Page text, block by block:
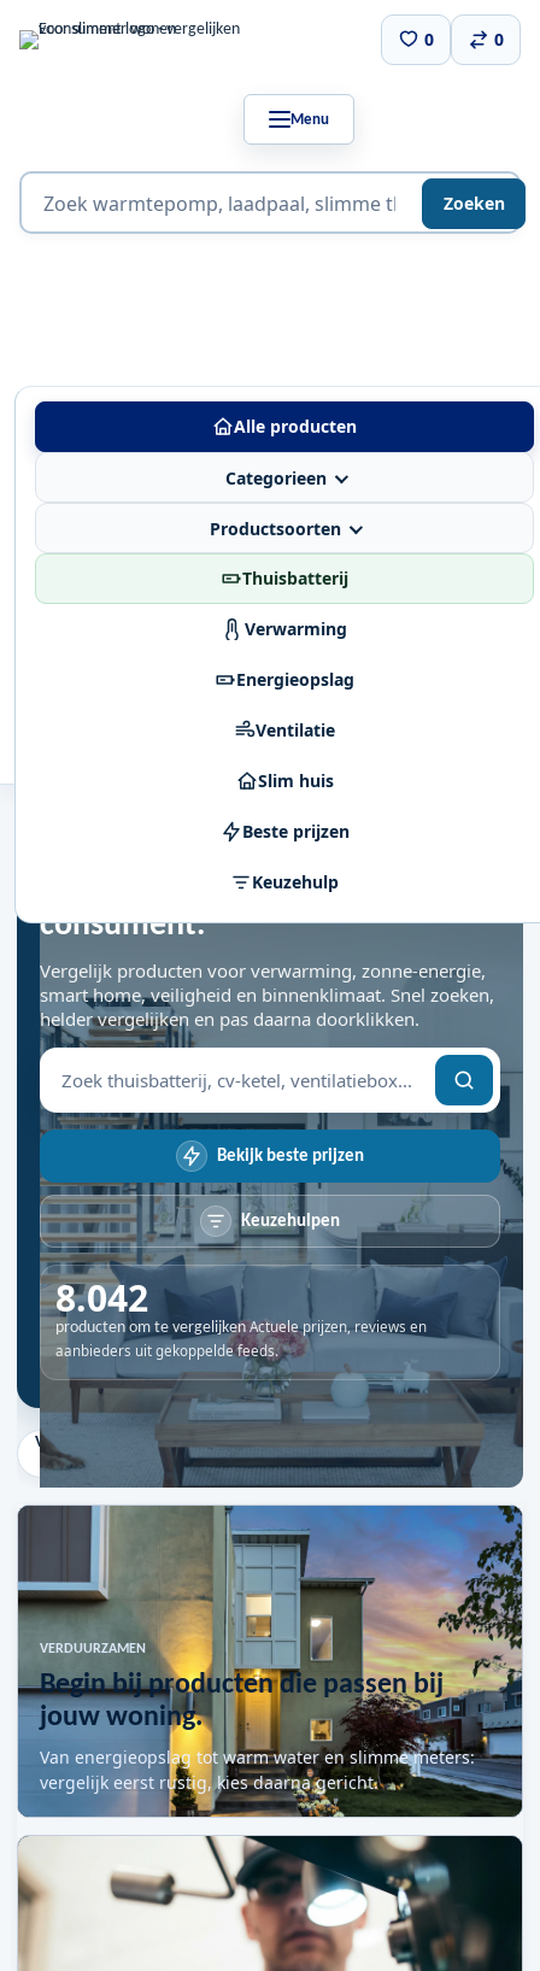
Zoeken
Menu
0 0
Alle producten
Categorieen
Productsoorten
Thuisbatterij
Verwarming
Energieopslag
Ventilatie
Slim huis
Beste prijzen
Keuzehulp
E-Consument voor de duurzame
consument.
Vergelijk producten voor verwarming, zonne-energie,
smart home, veiligheid en binnenklimaat. Snel zoeken,
helder vergelijken en pas daarna doorklikken.
Bekijk beste prijzen
Keuzehulpen
8.042
producten om te vergelijken Actuele prijzen, reviews en
aanbieders uit gekoppelde feeds.
Verwarming Zonne-energie Slim huis Veiligheid
VERDUURZAMEN
Begin bij producten die passen bij
jouw woning.
Van energieopslag tot warm water en slimme meters:
vergelijk eerst rustig, kies daarna gericht.